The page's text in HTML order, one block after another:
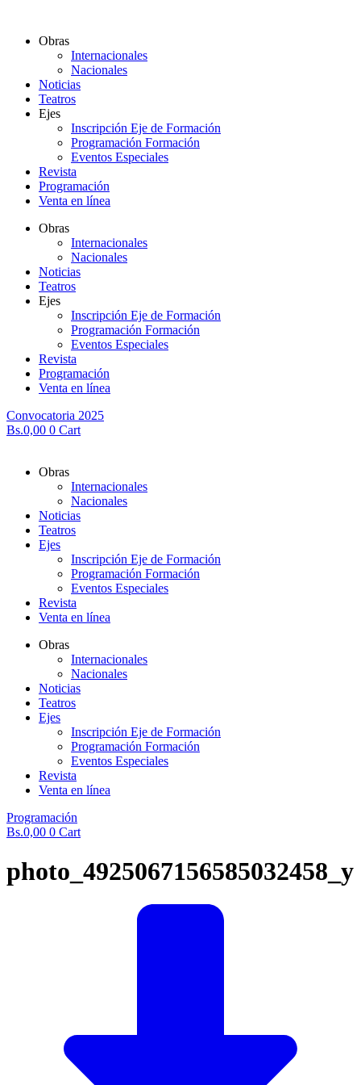
contenidoObras
Internacionales
Nacionales
Noticias
Teatros
Ejes
Inscripción Eje de Formación
Programación Formación
Eventos Especiales
Revista
Programación
Venta en línea
Obras
Internacionales
Nacionales
Noticias
Teatros
Ejes
Inscripción Eje de Formación
Programación Formación
Eventos Especiales
Revista
Programación
Venta en línea
Convocatoria 2025
Bs.0,00 0 Cart
Obras
Internacionales
Nacionales
Noticias
Teatros
Ejes
Inscripción Eje de Formación
Programación Formación
Eventos Especiales
Revista
Venta en línea
Obras
Internacionales
Nacionales
Noticias
Teatros
Ejes
Inscripción Eje de Formación
Programación Formación
Eventos Especiales
Revista
Venta en línea
Programación
Bs.0,00 0 Cart
photo_4925067156585032458_y